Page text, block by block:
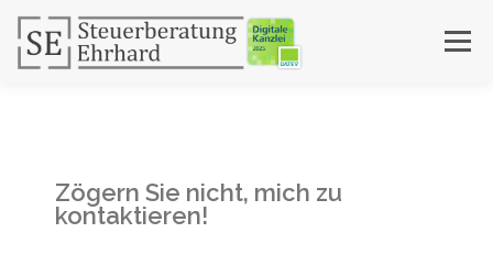
Menü
AKTUELLES KONTAKT ÜBER MICH
Zögern Sie nicht, mich zu
kontaktieren!